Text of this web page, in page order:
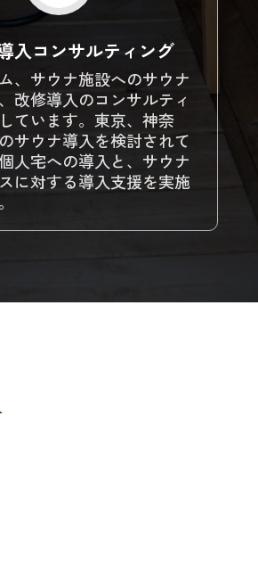
入コンサルティング
、サウナ施設へのサウナ
改修導入のコンサルティ
ています。東京、神奈
サウナ導入を検討されて
人宅への導入と、サウナ
に対する導入支援を実施